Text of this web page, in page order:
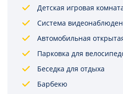
Детская игровая
Система
Автомобильная
Парковка для
Беседка для отдыха
Барбекю